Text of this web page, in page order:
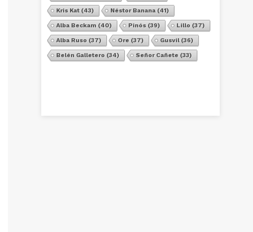
Kris Kat (43) Néstor Banana (41)
Alba Beckam (40) Pinós (39) Lillo (37)
Alba Ruso (37) Ore (37) Gusvil (36)
Belén Galletero (34) Señor Cañete (33)